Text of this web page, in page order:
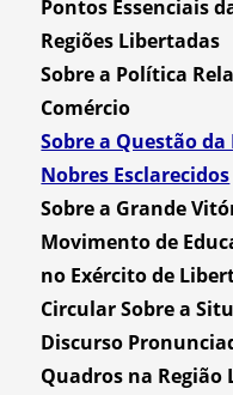
Pontos Essenciais
Regiões Libertadas
Sobre a Política
Comércio
Sobre a Questão
Nobres Esclarecidos
Sobre a Grande
Movimento de
no Exército de
Circular Sobre a
Discurso
Quadros na